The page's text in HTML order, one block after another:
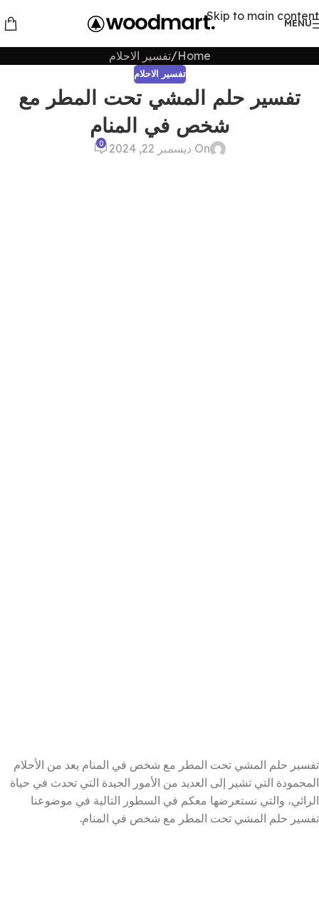
Skip to main content
MENU
Home تفسير الاحلام
تفسير الاحلام
تفسير حلم المشي تحت المطر مع
شخص في المنام
On ديسمبر 22, 2024 0
تفسير حلم المشي تحت المطر مع شخص في المنام يعد من الأحلام
المحمودة التي تشير إلى العديد من الأمور الجيدة التي تحدث في حياة
الرائي، والتي نستعرضها معكم في السطور التالية في موضوعنا
تفسير حلم المشي تحت المطر مع شخص في المنام.